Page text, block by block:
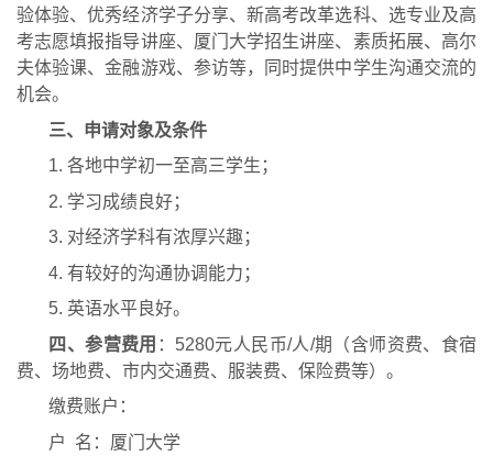
验体验、优秀经济学子分享、新高考改革选科、选专业及高
考志愿填报指导讲座、厦门大学招生讲座、素质拓展、高尔
夫体验课、金融游戏、参访等，同时提供中学生沟通交流的
机会。
三、申请对象及条件
1. 各地中学初一至高三学生；
2. 学习成绩良好；
3. 对经济学科有浓厚兴趣；
4. 有较好的沟通协调能力；
5. 英语水平良好。
四、参营费用 ： 5280元人民币/人/期
（含师资费、食宿
费、场地费、市内交通费、 服装费、 保险费等） 。
缴费账户：
户
名：厦门大学